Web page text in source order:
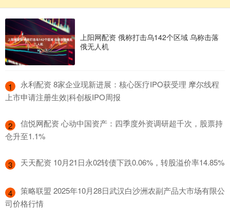
上阳网配资 俄称打击乌142个区域 乌称击落
俄无人机
1
​永利配资 8家企业现新进展：核心医疗IPO获受理 摩尔线程
上市申请注册生效|科创板IPO周报
2
​信悦网配资 心动中国资产：四季度外资调研超千次，股票持
仓升至1.1%
3 ​天天配资 10月21日永02转债下跌0.06%，转股溢价率14.85%
4
​策略联盟 2025年10月28日武汉白沙洲农副产品大市场有限公
司价格行情